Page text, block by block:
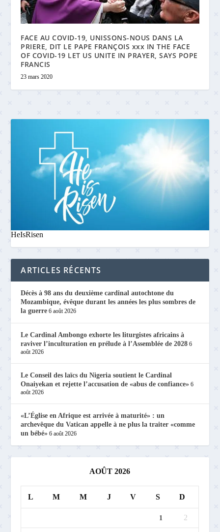
FACE AU COVID-19, UNISSONS-NOUS DANS LA
PRIERE, DIT LE PAPE FRANÇOIS xxx IN THE FACE
OF COVID-19 LET US UNITE IN PRAYER, SAYS POPE
FRANCIS
23 mars 2020
HeIsRisen
ARTICLES RÉCENTS
Décès à 98 ans du deuxième cardinal autochtone du
Mozambique, évêque durant les années les plus sombres de
la guerre 6 août 2026
Le Cardinal Ambongo exhorte les liturgistes africains à
raviver l’inculturation en prélude à l’Assemblée de 2028 6
août 2026
Le Conseil des laïcs du Nigeria soutient le Cardinal
Onaiyekan et rejette l’accusation de «abus de confiance» 6
août 2026
«L’Église en Afrique est arrivée à maturité» : un
archevêque du Vatican appelle à ne plus la traiter «comme
un bébé» 6 août 2026
AOÛT 2026
L M M J V S D
1 2